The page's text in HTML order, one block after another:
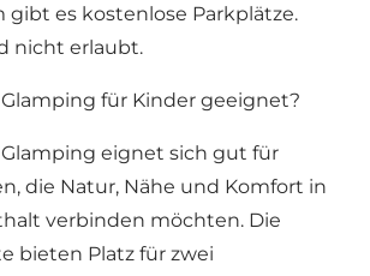
gibt es kostenlose Parkplätze.
nicht erlaubt.
für Kinder geeignet?
Glamping eignet sich gut für
die Natur, Nähe und Komfort in
verbinden möchten. Die
bieten Platz für zwei